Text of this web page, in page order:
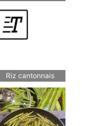
Riz cantonnais